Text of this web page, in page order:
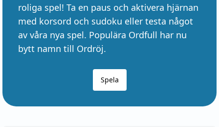
roliga spel! Ta en paus och aktivera hjärnan
med korsord och sudoku eller testa något
av våra nya spel. Populära Ordfull har nu
bytt namn till Ordröj.
Spela